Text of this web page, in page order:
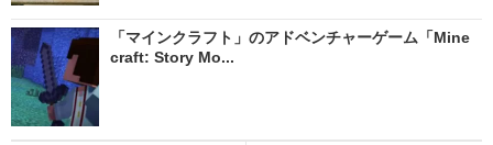
「マインクラフト」のアドベンチャーゲーム「Mine
craft: Story Mo...